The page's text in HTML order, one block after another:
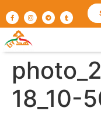
18_10-